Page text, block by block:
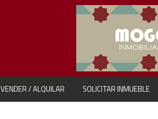
VENDER / ALQUILAR SOLICITAR INMUEBLE